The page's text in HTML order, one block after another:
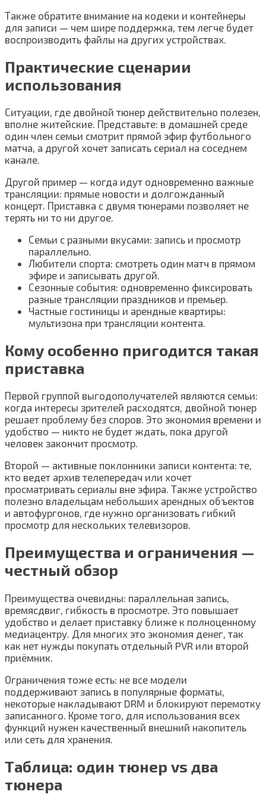
Также обратите внимание на кодеки и контейнеры
для записи — чем шире поддержка, тем легче будет
воспроизводить файлы на других устройствах.
Практические сценарии
использования
Ситуации, где двойной тюнер действительно полезен,
вполне житейские. Представьте: в домашней среде
один член семьи смотрит прямой эфир футбольного
матча, а другой хочет записать сериал на соседнем
канале.
Другой пример — когда идут одновременно важные
трансляции: прямые новости и долгожданный
концерт. Приставка с двумя тюнерами позволяет не
терять ни то ни другое.
Семьи с разными вкусами: запись и просмотр
параллельно.
Любители спорта: смотреть один матч в прямом
эфире и записывать другой.
Сезонные события: одновременно фиксировать
разные трансляции праздников и премьер.
Частные гостиницы и арендные квартиры:
мультизона при трансляции контента.
Кому особенно пригодится такая
приставка
Первой группой выгодополучателей являются семьи:
когда интересы зрителей расходятся, двойной тюнер
решает проблему без споров. Это экономия времени и
удобство — никто не будет ждать, пока другой
человек закончит просмотр.
Второй — активные поклонники записи контента: те,
кто ведет архив телепередач или хочет
просматривать сериалы вне эфира. Также устройство
полезно владельцам небольших арендных объектов
и автофургонов, где нужно организовать гибкий
просмотр для нескольких телевизоров.
Преимущества и ограничения —
честный обзор
Преимущества очевидны: параллельная запись,
времясдвиг, гибкость в просмотре. Это повышает
удобство и делает приставку ближе к полноценному
медиацентру. Для многих это экономия денег, так
как нет нужды покупать отдельный PVR или второй
приёмник.
Ограничения тоже есть: не все модели
поддерживают запись в популярные форматы,
некоторые накладывают DRM и блокируют перемотку
записанного. Кроме того, для использования всех
функций нужен качественный внешний накопитель
или сеть для хранения.
Таблица: один тюнер vs два
тюнера